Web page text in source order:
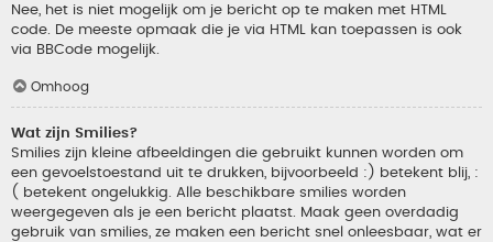
Nee, het is niet mogelijk om je bericht op te maken met HTML
code. De meeste opmaak die je via HTML kan toepassen is ook
via BBCode mogelijk.
Omhoog
Wat zijn Smilies?
Smilies zijn kleine afbeeldingen die gebruikt kunnen worden om
een gevoelstoestand uit te drukken, bijvoorbeeld :) betekent blij, :
( betekent ongelukkig. Alle beschikbare smilies worden
weergegeven als je een bericht plaatst. Maak geen overdadig
gebruik van smilies, ze maken een bericht snel onleesbaar, wat er